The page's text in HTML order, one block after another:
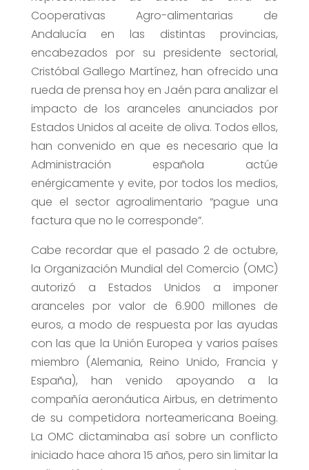
Cooperativas Agro-alimentarias de
Andalucía en las distintas provincias,
encabezados por su presidente sectorial,
Cristóbal Gallego Martínez, han ofrecido una
rueda de prensa hoy en Jaén para analizar el
impacto de los aranceles anunciados por
Estados Unidos al aceite de oliva. Todos ellos,
han convenido en que es necesario que la
Administración española actúe
enérgicamente y evite, por todos los medios,
que el sector agroalimentario “pague una
factura que no le corresponde”.
Cabe recordar que el pasado 2 de octubre,
la Organización Mundial del Comercio (OMC)
autorizó a Estados Unidos a imponer
aranceles por valor de 6.900 millones de
euros, a modo de respuesta por las ayudas
con las que la Unión Europea y varios países
miembro (Alemania, Reino Unido, Francia y
España), han venido apoyando a la
compañía aeronáutica Airbus, en detrimento
de su competidora norteamericana Boeing.
La OMC dictaminaba así sobre un conflicto
iniciado hace ahora 15 años, pero sin limitar la